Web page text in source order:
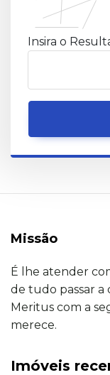
Insira o
Missão
É lhe atender
de tudo passar a
Meritus com a
merece.
Imóveis